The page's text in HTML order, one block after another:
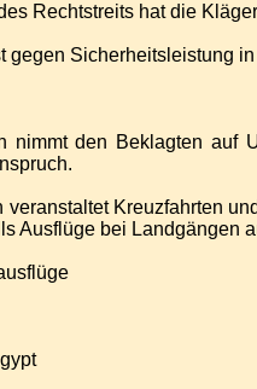
Rechtstreits hat die
gegen Sicherheitsleistung
nimmt den Beklagten auf
veranstaltet Kreuzfahrten
Ausflüge bei Landgängen